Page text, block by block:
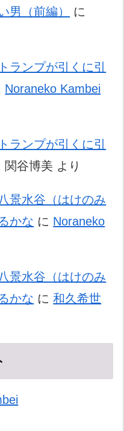
男（前編）
に
ランプが引くに引
Noraneko Kambei
ランプが引くに引
関谷博美 より
景水谷（はけのみ
かな に Noraneko
景水谷（はけのみ
かな に和久希世